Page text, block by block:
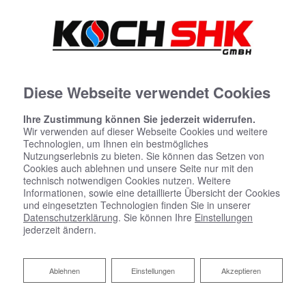
Fresh-up für Ihr Bad von Koch
SHK GmbH
Diese Webseite verwendet Cookies
Ihre Zustimmung können Sie jederzeit widerrufen.
Wir verwenden auf dieser Webseite Cookies und weitere
Technologien, um Ihnen ein bestmögliches
Nutzungserlebnis zu bieten. Sie können das Setzen von
Cookies auch ablehnen und unsere Seite nur mit den
technisch notwendigen Cookies nutzen. Weitere
Informationen, sowie eine detaillierte Übersicht der Cookies
und eingesetzten Technologien finden Sie in unserer
Datenschutzerklärung. Sie können Ihre Einstellungen
jederzeit ändern.
Akzeptieren
Einstellungen
Ablehnen
Ablehnen